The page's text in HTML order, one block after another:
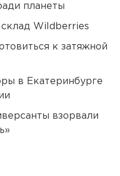
планеты
Wildberries
к затяжной
в Екатеринбурге
взорвали